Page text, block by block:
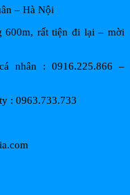
– Hà Nội
600m, rất tiện đi lại – mời
nhân : 0916.225.866 –
: 0963.733.733